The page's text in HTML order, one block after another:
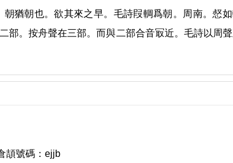
猶朝也。欲其來之早。毛詩叚輖爲朝。周南。惄如
部。按舟聲在三部。而與二部合音冣近。毛詩以周聲
頡號碼：ejjb